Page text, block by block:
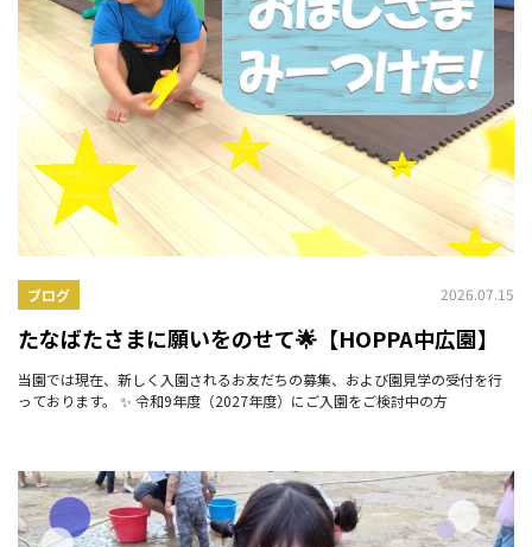
ブログ 2026.07.15
たなばたさまに願いをのせて🌟【HOPPA中広園】
当園では現在、新しく入園されるお友だちの募集、および園見学の受付を行
っております。 ✨ 令和9年度（2027年度）にご入園をご検討中の方